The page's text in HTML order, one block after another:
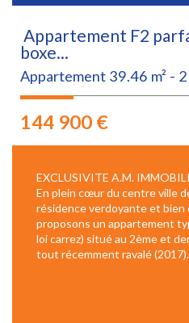
Appartement F2
boxe...
Appartement 39.46 m² -
144 900 €
EXCLUSIVITE A.M.
En plein cœur du centre ville
résidence verdoyante et
proposons un appartement
loi carrez) situé au 2ème et
tout récemment ravalé